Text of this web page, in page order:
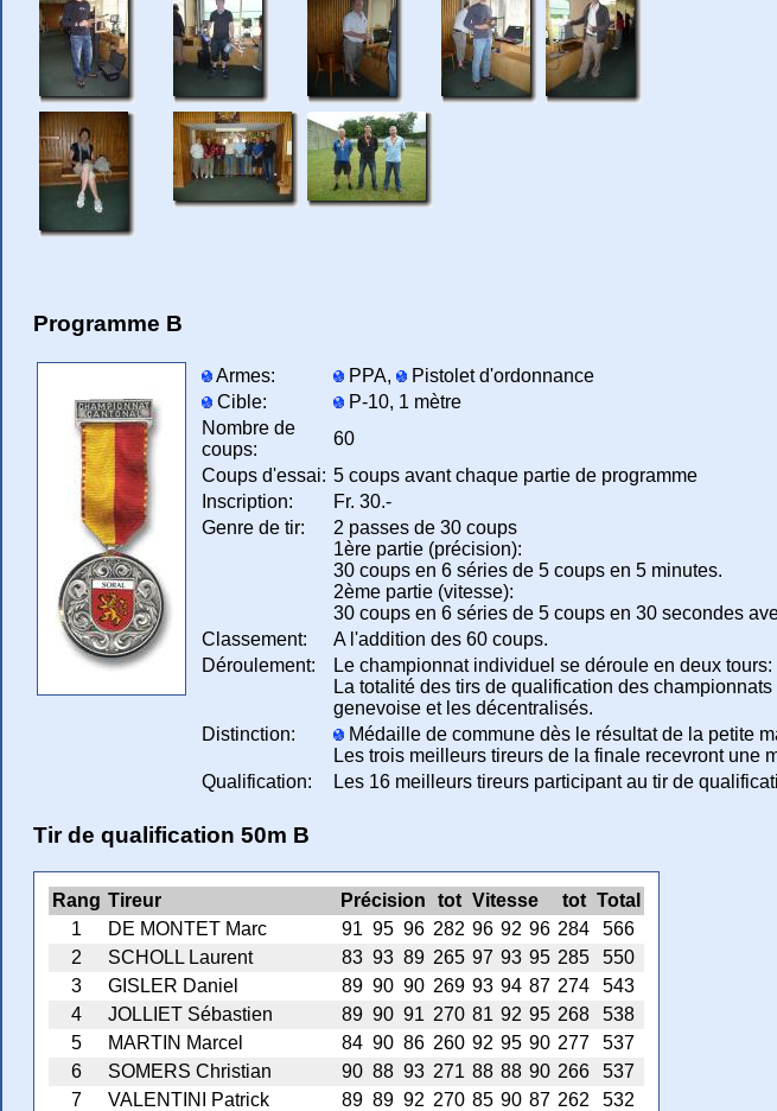
Programme B
Armes: PPA,
Pistolet d'ordonnance
Cible:
P-10, 1 mètre
Nombre de
coups:
60
Coups d'essai: 5 coups avant chaque partie de programme
Inscription:
Fr. 30.-
Genre de tir:
2 passes de 30 coups
1ère partie (précision):
30 coups en 6 séries de 5 coups en 5 minutes.
2ème partie (vitesse):
30 coups en 6 séries de 5 coups en 30 secondes
Classement:
A l'addition des 60 coups.
Déroulement:
Le championnat individuel se déroule en deux
La totalité des tirs de qualification des
genevoise et les décentralisés.
Distinction:
Médaille de commune dès le résultat de la petite
Les trois meilleurs tireurs de la finale recevront une
Qualification:
Les 16 meilleurs tireurs participant au tir de
Tir de qualification 50m B
Rang Tireur Précision tot Vitesse tot Total
1
DE MONTET Marc 91 95 96 282 96 92 96 284
566
2
SCHOLL Laurent 83 93 89 265 97 93 95 285
550
3
GISLER Daniel 89 90 90 269 93 94 87 274
543
4
JOLLIET Sébastien 89 90 91 270 81 92 95 268
538
5
MARTIN Marcel 84 90 86 260 92 95 90 277
537
6
SOMERS Christian 90 88 93 271 88 88 90 266
537
7
VALENTINI Patrick 89 89 92 270 85 90 87 262
532